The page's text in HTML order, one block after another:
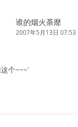
谁的烟火荼靡
2007年5月13日 07:53
个~~~`